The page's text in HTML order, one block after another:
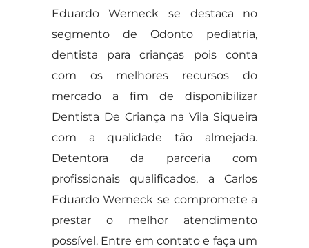
Eduardo Werneck se destaca no
segmento de Odonto pediatria,
dentista para crianças pois conta
com os melhores recursos do
mercado a fim de disponibilizar
Dentista De Criança na Vila Siqueira
com a qualidade tão almejada.
Detentora da parceria com
profissionais qualificados, a Carlos
Eduardo Werneck se compromete a
prestar o melhor atendimento
possível. Entre em contato e faça um